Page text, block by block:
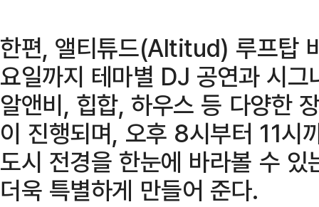
한편, 앨티튜드(Altitud) 루프탑
요일까지 테마별 DJ 공연과 시
알앤비, 힙합, 하우스 등 다양한
이 진행되며, 오후 8시부터 11시
도시 전경을 한눈에 바라볼 수
더욱 특별하게 만들어 준다.